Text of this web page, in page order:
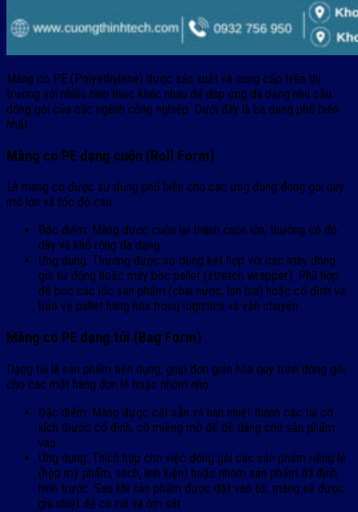
Màng co PE (Polyethylene) được sản xuất và cung cấp trên thị
trường với nhiều hình thức khác nhau để đáp ứng đa dạng nhu cầu
đóng gói của các ngành công nghiệp. Dưới đây là ba dạng phổ biến
nhất:
Màng co PE dạng cuộn (Roll Form)
Là màng co được sử dụng phổ biến cho các ứng dụng đóng gói quy
mô lớn và tốc độ cao.
Đặc điểm: Màng được cuộn lại thành cuộn lớn, thường có độ
dày và khổ rộng đa dạng.
Ứng dụng: Thường được sử dụng kết hợp với các máy đóng
gói tự động hoặc máy bọc pallet (stretch wrapper). Phù hợp
để bọc các lốc sản phẩm (chai nước, lon bia) hoặc cố định và
bảo vệ pallet hàng hóa trong logistics và vận chuyển.
Màng co PE dạng túi (Bag Form)
Dạng túi là sản phẩm tiện dụng, giúp đơn giản hóa quy trình đóng gói
cho các mặt hàng đơn lẻ hoặc nhóm nhỏ.
Đặc điểm: Màng được cắt sẵn và hàn nhiệt thành các túi có
kích thước cố định, có miệng mở để dễ dàng cho sản phẩm
vào.
Ứng dụng: Thích hợp cho việc đóng gói các sản phẩm riêng lẻ
(hộp mỹ phẩm, sách, linh kiện) hoặc nhóm sản phẩm đã định
hình trước. Sau khi sản phẩm được đặt vào túi, màng sẽ được
gia nhiệt để co rút và ôm sát.